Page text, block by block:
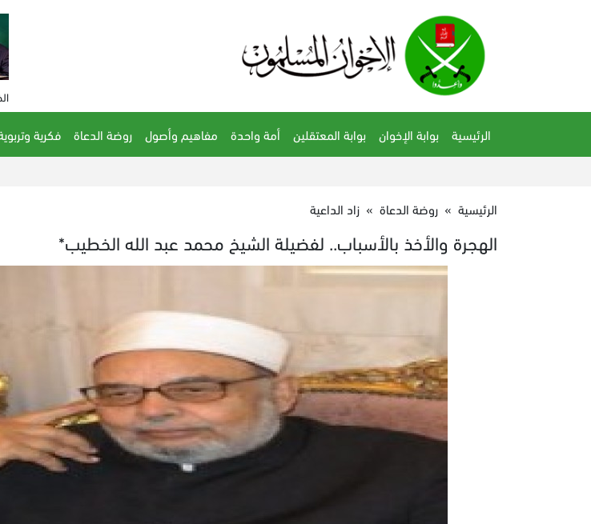
الخميس
الرئيسية بوابة الإخوان بوابة المعتقلين أمة واحدة مفاهيم وأصول روضة الدعاة فكرية
الرئيسية » روضة الدعاة » زاد الداعية
الهجرة والأخذ بالأسباب.. لفضيلة الشيخ محمد عبد الله الخطيب*